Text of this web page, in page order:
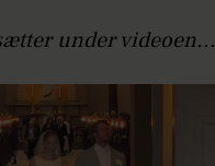
under videoen...